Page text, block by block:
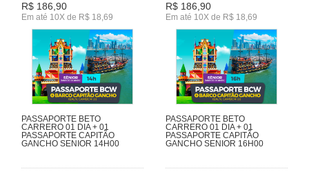
R$ 186,90
Em até 10X de R$ 18,69
R$ 186,90
Em até 10X de R$ 18,69
PASSAPORTE BETO
CARRERO 01 DIA + 01
PASSAPORTE CAPITÃO
GANCHO SENIOR 14H00
PASSAPORTE BETO
CARRERO 01 DIA + 01
PASSAPORTE CAPITÃO
GANCHO SENIOR 16H00